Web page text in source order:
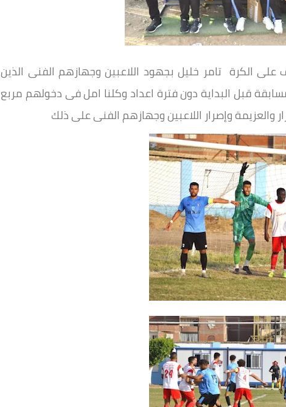
الكرة تامر خليل بجهود اللاعبين وجهازهم الفنى الذين
قبل البداية دون فترة اعداد وكلنا امل فى دخولهم مربع
والعزيمة وإصرار اللاعبين وجهازهم الفنى على ذلك